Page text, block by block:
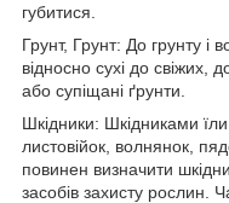
губитися.
Грунт, Грунт: До грунту і
відносно сухі до свіжих,
або супіщані ґрунти.
Шкідники: Шкідниками
листовійок, волнянок,
повинен визначити
засобів захисту рослин.